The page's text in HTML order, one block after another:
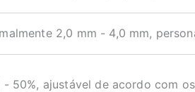
2,0 mm - 4,0 mm,
- 50%, ajustável de acordo com